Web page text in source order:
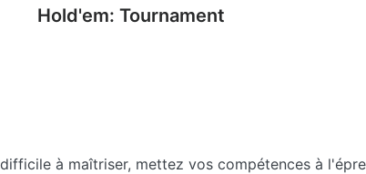
Hold'em: Tournament
à maîtriser, mettez vos compétences à